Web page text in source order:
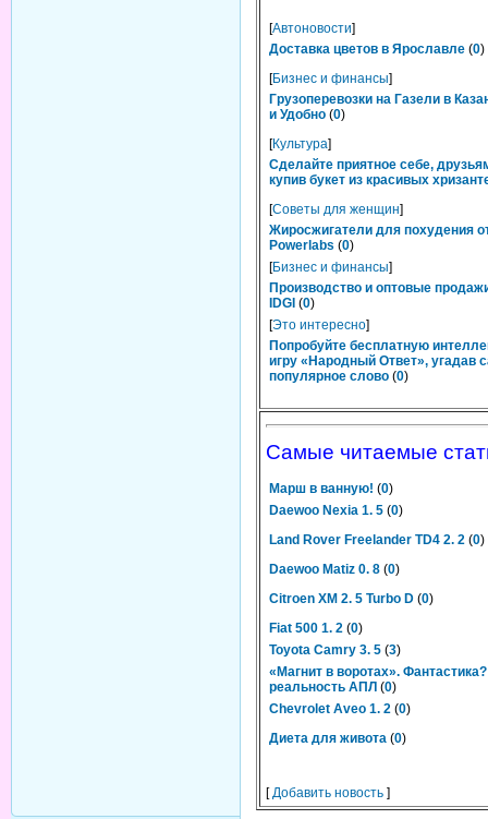
[Автоновости]
Доставка цветов в Ярославле (0)
[Бизнес и финансы]
Грузоперевозки на Газели в
и Удобно (0)
[Культура]
Сделайте приятное себе,
купив букет из красивых
[Советы для женщин]
Жиросжигатели для похудения
Powerlabs (0)
[Бизнес и финансы]
Производство и оптовые
IDGI (0)
[Это интересно]
Попробуйте бесплатную
игру «Народный Ответ», угадав
популярное слово (0)
Самые читаемые
Марш в ванную! (0)
Daewoo Nexia 1. 5 (0)
Land Rover Freelander TD4 2. 2 (0)
Daewoo Matiz 0. 8 (0)
Citroen XM 2. 5 Turbo D (0)
Fiat 500 1. 2 (0)
Toyota Camry 3. 5 (3)
«Магнит в воротах».
реальность АПЛ (0)
Chevrolet Aveo 1. 2 (0)
Диета для живота (0)
[Добавить новость ]